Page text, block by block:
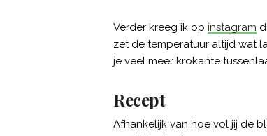
Verder kreeg ik op instagram
zet de temperatuur altijd wat
je veel meer krokante
Recept
Afhankelijk van hoe vol jij de